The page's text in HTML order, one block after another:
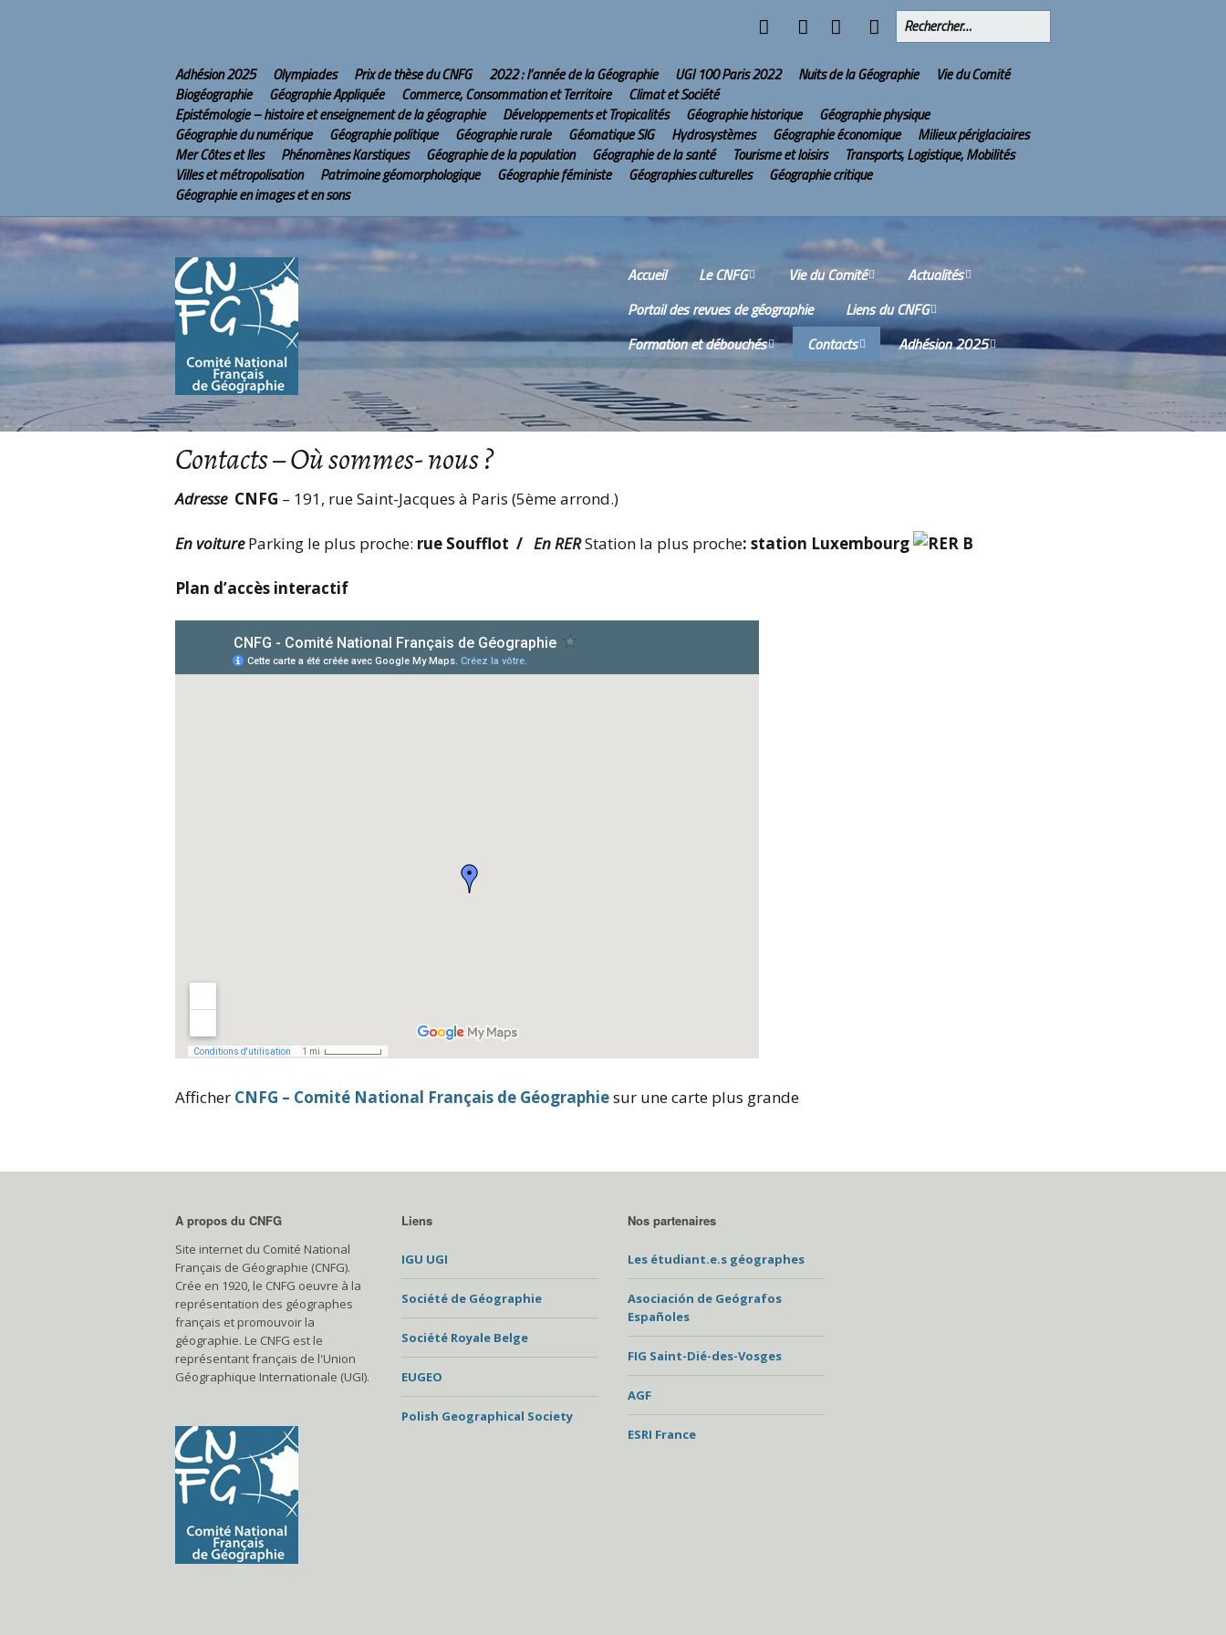
Adhésion 2025 Olympiades Prix de thèse du CNFG 2022 : l’année de la Géographie UGI 100 Paris 2022 Nuits de la Géographie
Vie du Comité
Biogéographie
Géographie Appliquée Commerce, Consommation et Territoire
Climat et Société
Epistémologie – histoire et enseignement de la géographie
Développements et Tropicalités Géographie historique
Géographie physique
Géographie du numérique
Géographie politique Géographie rurale Géomatique SIG Hydrosystèmes Géographie économique
Milieux périglaciaires
Mer Côtes et Iles
Phénomènes Karstiques Géographie de la population Géographie de la santé Tourisme et loisirs
Transports, Logistique, Mobilités
Villes et métropolisation
Patrimoine géomorphologique Géographie féministe Géographies culturelles
Géographie critique
Géographie en images et en sons
Accueil
Le CNFG
Le CNFG sur Internet
Conseil scientifique
Bureau
Vie du Comité
Commissions
Comptes-rendus des
réunions du Conseil
Scientifique
Comptes-rendus de
Prix de thèse du CNFG
Actualités
Olympiades Nationales
de Géographie
2022 : l’année de la
Géographie
UGI 100 Paris 2022
Prochains évènements
Portail des revues de géographie
Liens du CNFG
Nos partenaires
Formation et débouchés
Wikis
Mobilités internationales
Contacts
Où sommes-nous ?
Adhésion 2025
Services aux adhérents
Contacts– Où sommes- nous ?
Adresse CNFG – 191, rue Saint-Jacques à Paris (5ème arrond.)
En voiture Parking le plus proche: rue Soufflot / En RERStation la plus proche: station Luxembourg
Plan d’accès interactif
Afficher CNFG – Comité National Français de Géographiesur une carte plus grande
A propos du CNFG
Site internet du Comité National
Français de Géographie (CNFG).
Crée en 1920, le CNFG oeuvre à la
représentation des géographes
français et promouvoir la
géographie. Le CNFG est le
représentant français de l'Union
Géographique Internationale (UGI).
Liens
IGU UGI
Société de Géographie
Société Royale Belge
EUGEO
Polish Geographical Society
Nos partenaires
Les étudiant.e.s géographes
Asociación de Geógrafos
Españoles
FIG Saint-Dié-des-Vosges
AGF
ESRI France